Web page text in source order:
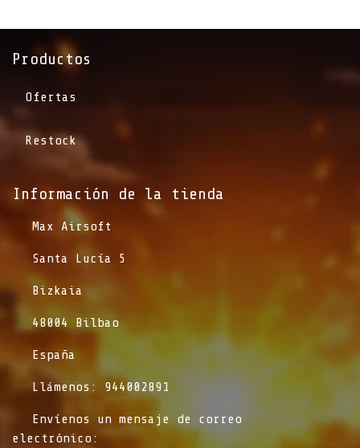
Productos
Ofertas
Restock
Información de la tienda​
​Max Airsoft
​Santa Lucía 5
​Bizkaia
​48004 Bilbao
​España
​Llámenos: 944002891
​Envíenos un mensaje de correo
electrónico: